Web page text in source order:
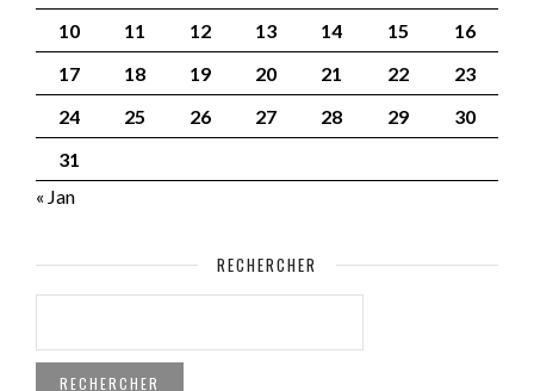
10
11 12 13 14 15
16
17
18 19 20 21 22
23
24
25 26 27 28 29
30
31
« Jan
RECHERCHER